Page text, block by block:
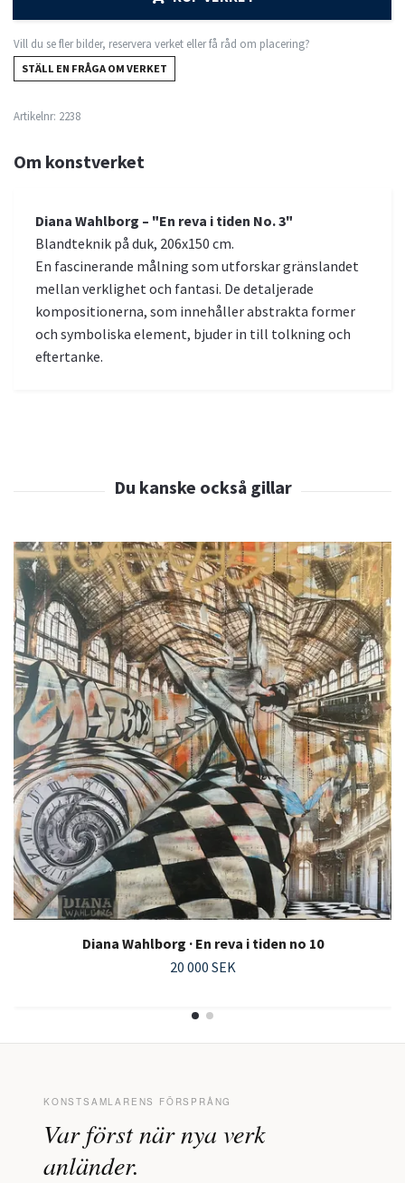
Vill du se fler bilder, reservera verket eller få råd om placering?
STÄLL EN FRÅGA OM VERKET
Artikelnr: 2238
Om konstverket
Diana Wahlborg – "En reva i tiden No. 3"
Blandteknik på duk, 206x150 cm.
En fascinerande målning som utforskar gränslandet
mellan verklighet och fantasi. De detaljerade
kompositionerna, som innehåller abstrakta former
och symboliska element, bjuder in till tolkning och
eftertanke.
Diana Wahlborg · En reva i tiden no 10
20 000 SEK
KONSTSAMLARENS FÖRSPRÅNG
Var först när nya verk
anländer.